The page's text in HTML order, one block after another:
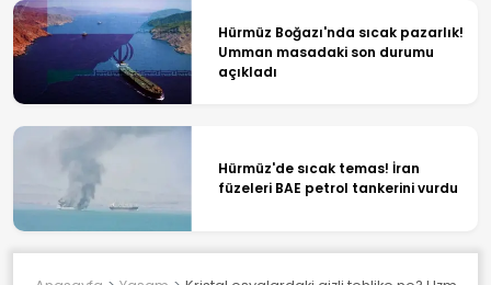
Hürmüz Boğazı'nda sıcak pazarlık!
Umman masadaki son durumu
açıkladı
Hürmüz'de sıcak temas! İran
füzeleri BAE petrol tankerini vurdu